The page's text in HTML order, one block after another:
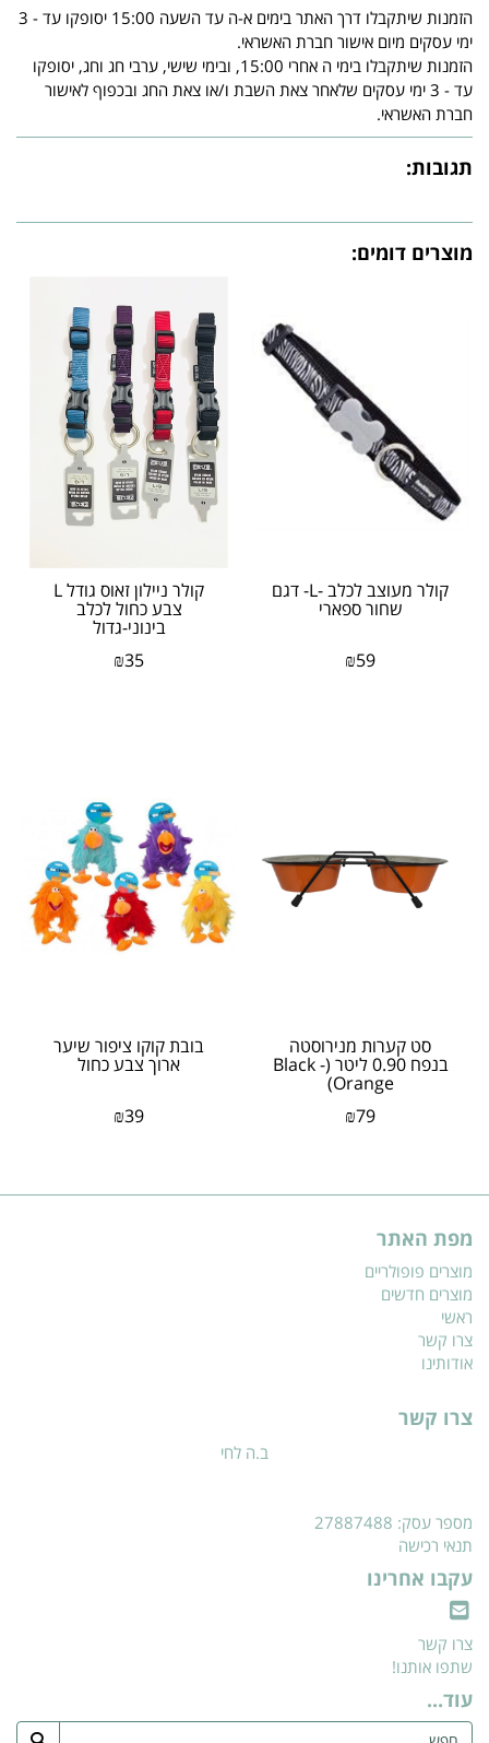
הזמנות שיתקבלו דרך האתר בימים א-ה עד השעה 15:00 יסופקו עד - 3
ימי עסקים מיום אישור חברת האשראי.
הזמנות שיתקבלו בימי ה אחרי 15:00, ובימי שישי, ערבי חג וחג, יסופקו
עד - 3 ימי עסקים שלאחר צאת השבת ו/או צאת החג ובכפוף לאישור
חברת האשראי.
תגובות:
מוצרים דומים:
קולר מעוצב לכלב -L- דגם
שחור ספארי
₪59
​קולר ניילון זאוס גודל L
צבע כחול לכלב
בינוני-גדול
₪35
סט קערות מנירוסטה
בנפח 0.90 ליטר (Black -
Orange)
₪79
בובת קוקו ציפור שיער
ארוך צבע כחול
₪39
מפת האתר
מוצרים פופולריים
מוצרים חדשים
ראשי
צרו קשר
אודותינו
צרו קשר
ב.ה לחי
מספר עסק: 27887488
תנאי רכישה
עקבו אחרינו
צרו קשר
שתפו אותנו!
עוד...